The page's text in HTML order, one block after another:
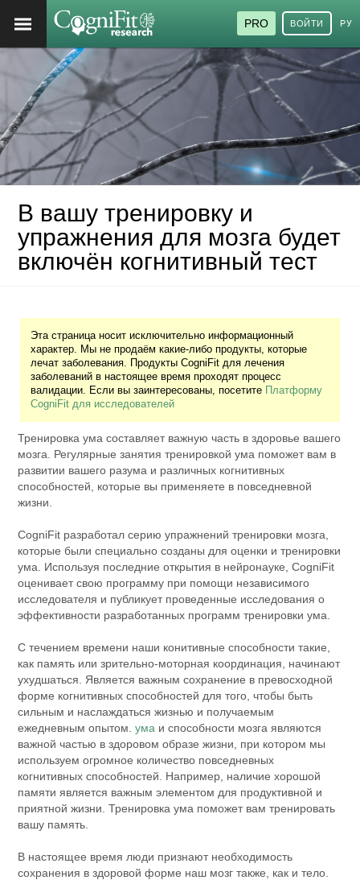
PRO ВОЙТИ
В вашу тренировку и
упражнения для мозга будет
включён когнитивный тест
Эта страница носит исключительно информационный
характер. Мы не продаём какие-либо продукты, которые
лечат заболевания. Продукты CogniFit для лечения
заболеваний в настоящее время проходят процесс
валидации. Если вы заинтересованы, посетите Платформу
CogniFit для исследователей
Тренировка ума составляет важную часть в здоровье вашего
мозга. Регулярные занятия тренировкой ума поможет вам в
развитии вашего разума и различных когнитивных
способностей, которые вы применяете в повседневной
жизни.
CogniFit разработал серию упражнений тренировки мозга,
которые были специально созданы для оценки и тренировки
ума. Используя последние открытия в нейронауке, CogniFit
оценивает свою программу при помощи независимого
исследователя и публикует проведенные исследования о
эффективности разработанных программ тренировки ума.
С течением времени наши конитивные способности такие,
как память или зрительно-моторная координация, начинают
ухудшаться. Является важным сохранение в превосходной
форме когнитивных способностей для того, чтобы быть
сильным и наслаждаться жизнью и получаемым
ежедневным опытом.ума и способности мозга являются
важной частью в здоровом образе жизни, при котором мы
используем огромное количество повседневных
когнитивных способностей. Например, наличие хорошой
памяти является важным элементом для продуктивной и
приятной жизни. Тренировка ума поможет вам тренировать
вашу память.
В настоящее время люди признают необходимость
сохранения в здоровой форме наш мозг также, как и тело.